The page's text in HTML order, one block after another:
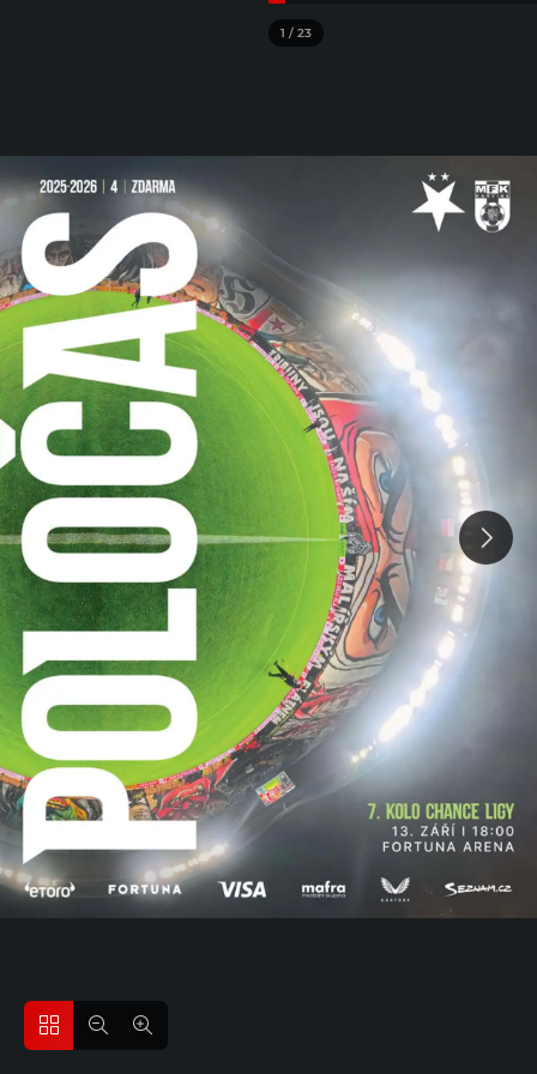
1 / 23